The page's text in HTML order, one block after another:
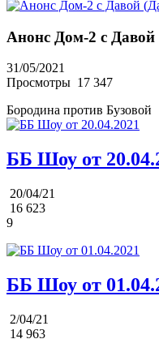
Анонс Дом-2 с
31/05/2021
Просмотры 17 347
Бородина против Бузовой
ББ Шоу от
20/04/21
16 623
9
ББ Шоу от
2/04/21
14 963